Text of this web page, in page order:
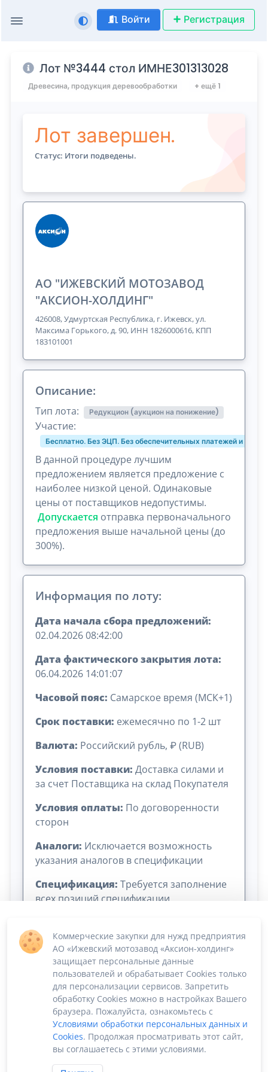
Войти Регистрация
Лот №3444 стол ИМНЕ301313028
Древесина, продукция деревообработки + ещё 1
Лот завершен.
Статус: Итоги подведены.
АО "ИЖЕВСКИЙ МОТОЗАВОД
"АКСИОН-ХОЛДИНГ"
426008, Удмуртская Республика, г. Ижевск, ул.
Максима Горького, д. 90, ИНН 1826000616, КПП
183101001
Описание:
Тип лота: Редукцион (аукцион на понижение)
Участие:
Бесплатно. Без ЭЦП. Без обеспечительных платежей и
В данной процедуре лучшим
предложением является предложение с
наиболее низкой ценой. Одинаковые
цены от поставщиков недопустимы.
Допускается отправка первоначального
предложения выше начальной цены (до
300%).
Информация по лоту:
Дата начала сбора предложений:
02.04.2026 08:42:00
Дата фактического закрытия лота:
06.04.2026 14:01:07
Часовой пояс: Самарское время (МСК+1)
Срок поставки: ежемесячно по 1-2 шт
Валюта: Российский рубль, ₽ (RUB)
Условия поставки: Доставка силами и
за счет Поставщика на склад Покупателя
Условия оплаты: По договоренности
сторон
Аналоги: Исключается возможность
указания аналогов в спецификации
Спецификация: Требуется заполнение
всех позиций спецификации
Сумма лота: 476 784,00 ₽
Коммерческие закупки для нужд предприятия
АО «Ижевский мотозавод «Аксион-холдинг»
защищает персональные данные
пользователей и обрабатывает Cookies только
для персонализации сервисов. Запретить
обработку Cookies можно в настройках Вашего
браузера. Пожалуйста, ознакомьтесь с
Условиями обработки персональных данных и
Cookies. Продолжая просматривать этот сайт,
вы соглашаетесь с этими условиями.